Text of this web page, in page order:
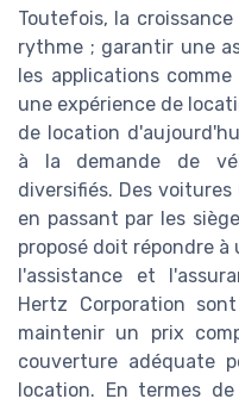
Toutefois, la
rythme ; garantir une
les applications
une expérience de
de location
à la demande de
diversifiés. Des
en passant par les
proposé doit répondre à
l'assistance et
Hertz Corporation
maintenir un prix
couverture adéquate
location. En termes